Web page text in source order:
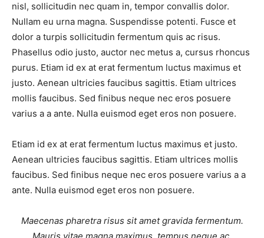
nisl, sollicitudin nec quam in, tempor convallis dolor.
Nullam eu urna magna. Suspendisse potenti. Fusce et
dolor a turpis sollicitudin fermentum quis ac risus.
Phasellus odio justo, auctor nec metus a, cursus rhoncus
purus. Etiam id ex at erat fermentum luctus maximus et
justo. Aenean ultricies faucibus sagittis. Etiam ultrices
mollis faucibus. Sed finibus neque nec eros posuere
varius a a ante. Nulla euismod eget eros non posuere.
Etiam id ex at erat fermentum luctus maximus et justo.
Aenean ultricies faucibus sagittis. Etiam ultrices mollis
faucibus. Sed finibus neque nec eros posuere varius a a
ante. Nulla euismod eget eros non posuere.
Maecenas pharetra risus sit amet gravida fermentum.